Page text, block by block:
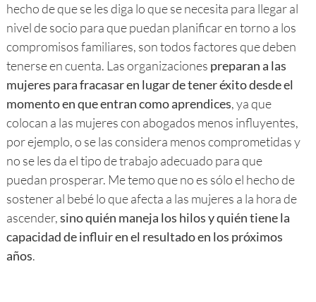
hecho de que se les diga lo que se necesita para llegar al
nivel de socio para que puedan planificar en torno a los
compromisos familiares, son todos factores que deben
tenerse en cuenta. Las organizaciones preparan a las
mujeres para fracasar en lugar de tener éxito desde el
momento en que entran como aprendices, ya que
colocan a las mujeres con abogados menos influyentes,
por ejemplo, o se las considera menos comprometidas y
no se les da el tipo de trabajo adecuado para que
puedan prosperar. Me temo que no es sólo el hecho de
sostener al bebé lo que afecta a las mujeres a la hora de
ascender,sino quién maneja los hilos y quién tiene la
capacidad de influir en el resultado en los próximos
años.